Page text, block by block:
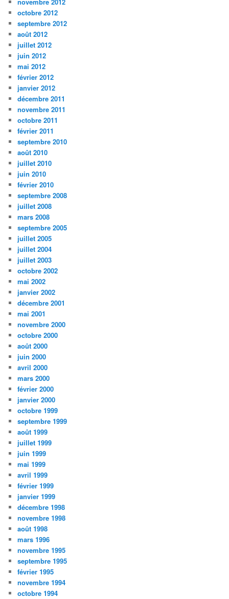
novembre 2012
octobre 2012
septembre 2012
août 2012
juillet 2012
juin 2012
mai 2012
février 2012
janvier 2012
décembre 2011
novembre 2011
octobre 2011
février 2011
septembre 2010
août 2010
juillet 2010
juin 2010
février 2010
septembre 2008
juillet 2008
mars 2008
septembre 2005
juillet 2005
juillet 2004
juillet 2003
octobre 2002
mai 2002
janvier 2002
décembre 2001
mai 2001
novembre 2000
octobre 2000
août 2000
juin 2000
avril 2000
mars 2000
février 2000
janvier 2000
octobre 1999
septembre 1999
août 1999
juillet 1999
juin 1999
mai 1999
avril 1999
février 1999
janvier 1999
décembre 1998
novembre 1998
août 1998
mars 1996
novembre 1995
septembre 1995
février 1995
novembre 1994
octobre 1994